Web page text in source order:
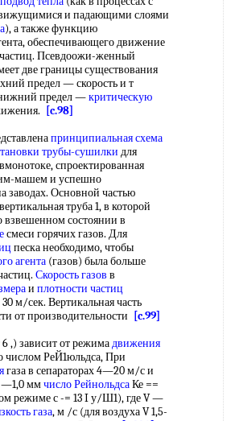
и падающими слоями
), а также функцию
обеспечивающего движение
Псевдоожи-женный
две границы существования
предел — скорость и т
предел —критическую
[c.98]
принципиальная схема
трубы-сушилки для
спроектированная
машем и успешно
заводах. Основной частью
труба 1, в которой
взвешенном состоянии в
смеси горячих газов. Для
песка необходимо, чтобы
агента (газов) была больше
Скорость газов в
и плотности частиц
30 м/сек. Вертикальная часть
от производительности
[c.99]
зависит от режимадвижения
числом РеЙ1юльдса, При
газа в сепараторах 4—20 м/с и
—1,0 ммчисло РейнольдсаКе ==
режиме с -= 13 I у/Ш1), где V —
газа, м /с (для воздуха V 1,5-